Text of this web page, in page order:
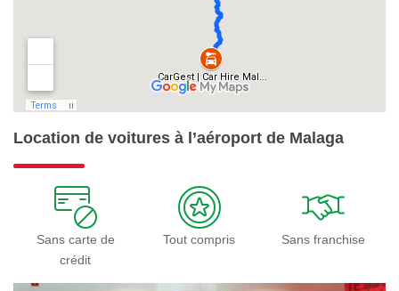
Location de voitures à l’aéroport de Malaga
Sans carte de
crédit
Tout compris Sans franchise